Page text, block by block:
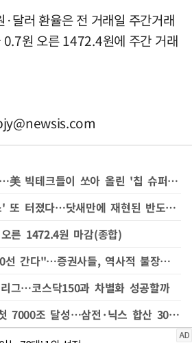
·달러 환율은 전 거래일 주간거래
원 오른 1472.4원에 주간 거래
"밑 빠진 독 아녔다"…美 빅테크들이 쏘아 올린 '칩 슈퍼랠리'
'28만전자·188만닉스' 또 터졌다…닷새만에 재현된 반도체 슈퍼랠리[핫스탁](종합)
른 1472.4원 마감(종합)
"코스피 1만~1만2000선 간다"…증권사들, 역사적 불장에 전망치 대폭 상향
그…코스닥150과 차별화 성공할까
국내증시 시총 사상 첫 7000조 달성…삼전·닉스 합산 3000조 돌파